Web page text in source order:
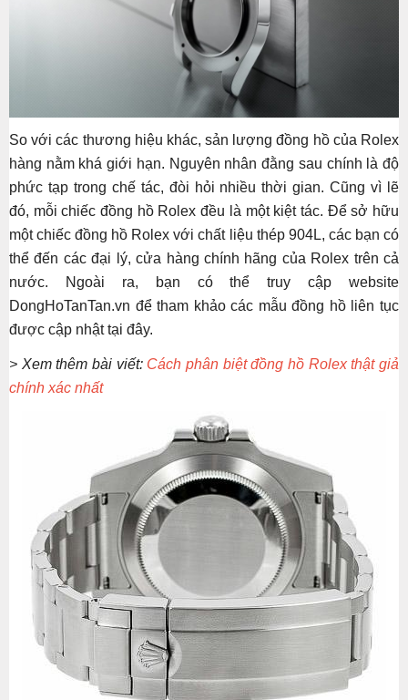
So với các thương hiệu khác, sản lượng đồng hồ của Rolex
hàng nằm khá giới hạn. Nguyên nhân đằng sau chính là độ
phức tạp trong chế tác, đòi hỏi nhiều thời gian. Cũng vì lẽ
đó, mỗi chiếc đồng hồ Rolex đều là một kiệt tác. Để sở hữu
một chiếc đồng hồ Rolex với chất liệu thép 904L, các bạn có
thể đến các đại lý, cửa hàng chính hãng của Rolex trên cả
nước. Ngoài ra, bạn có thể truy cập website
DongHoTanTan.vn để tham khảo các mẫu đồng hồ liên tục
được cập nhật tại đây.
> Xem thêm bài viết: Cách phân biệt đồng hồ Rolex thật giả
chính xác nhất